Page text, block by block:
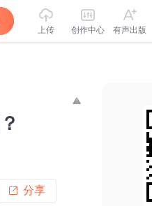
上传 创作中心 有声出版
分享